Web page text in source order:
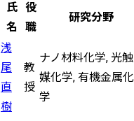
氏
名
役
職
研究分野
浅
尾
直
樹
教
授
ナノ材料化学, 光触
媒化学, 有機金属化
学